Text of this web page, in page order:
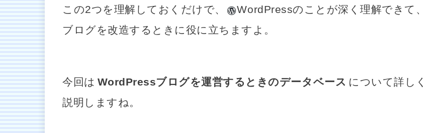
この2つを理解しておくだけで、 WordPressのことが深く理解できて、
ブログを改造するときに役に立ちますよ。
今回は WordPressブログを運営するときのデータベース について詳しく
説明しますね。